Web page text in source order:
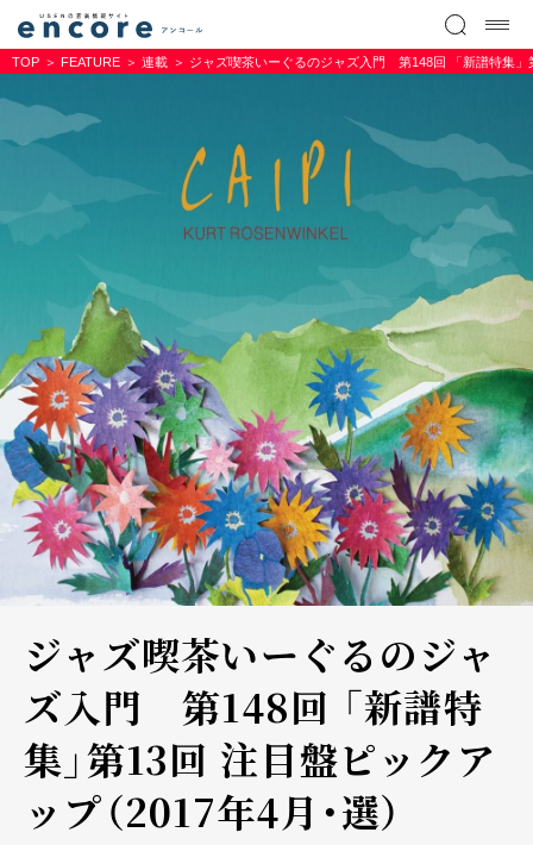
TOP FEATURE 連載 ジャズ喫茶いーぐるのジャズ入門 第148回 「新譜特集」
ジャズ喫茶いーぐるのジャ
ズ入門 第148回 「新譜特
集」第13回 注目盤ピックア
ップ（2017年4月・選）